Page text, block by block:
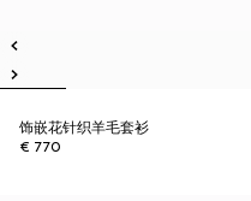
饰嵌花针织羊毛套衫
€ 770